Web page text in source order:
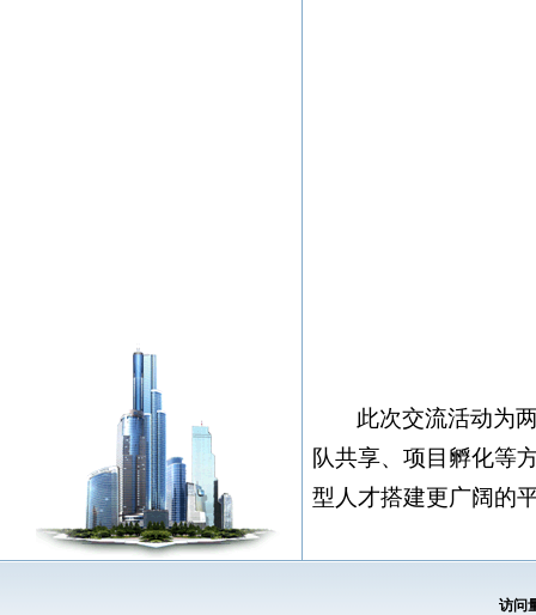
此次交流活动为
队共享、项目孵化等
型人才搭建更广阔的
访问